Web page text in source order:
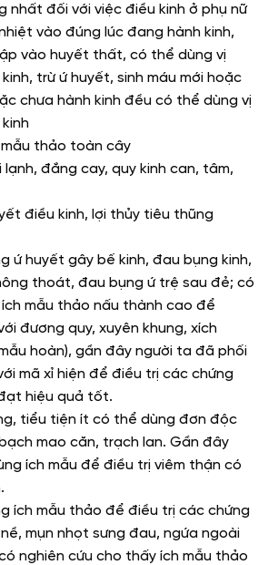
nhất đối với việc điều kinh ở phụ nữ
vào đúng lúc đang hành kinh,
vào huyết thất, có thể dùng vị
trừ ứ huyết, sinh máu mới hoặc
chưa hành kinh đều có thể dùng vị
mẫu thảo toàn cây
lạnh, đắng cay, quy kinh can, tâm,
điều kinh, lợi thủy tiêu thũng
ứ huyết gây bế kinh, đau bụng kinh,
thoát, đau bụng ứ trệ sau đẻ; có
mẫu thảo nấu thành cao để
đương quy, xuyên khung, xích
hoàn), gần đây người ta đã phối
mã xỉ hiện để điều trị các chứng
hiệu quả tốt.
tiểu tiện ít có thể dùng đơn độc
mao căn, trạch lan. Gần đây
ích mẫu để điều trị viêm thận có
ích mẫu thảo để điều trị các chứng
mụn nhọt sưng đau, ngứa ngoài
nghiên cứu cho thấy ích mẫu thảo